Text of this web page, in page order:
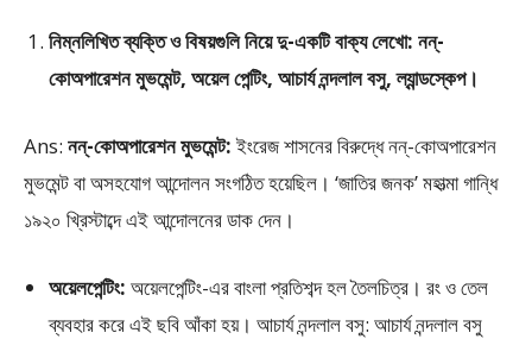
নিম্নলিখিত ব্যক্তি ও বিষয়গুলি নিয়ে দু-একটি বাক্য লেখো: নন্-
কোঅপারেশন মুভমেন্ট, অয়েল পেন্টিং, আচার্য নন্দলাল বসু, ল্যান্ডস্কেপ।
Ans: নন্-কোঅপারেশন মুভমেন্ট:ইংরেজ শাসনের বিরুদ্ধে নন্-কোঅপারেশন
মুভমেন্ট বা অসহযোগ আন্দোলন সংগঠিত হয়েছিল। ‘জাতির জনক’ মহাত্মা গান্ধি
১৯২০ খ্রিস্টাব্দে এই আন্দোলনের ডাক দেন।
অয়েলপেন্টিং: অয়েলপেন্টিং-এর বাংলা প্রতিশব্দ হল তৈলচিত্র। রং ও তেল
ব্যবহার করে এই ছবি আঁকা হয়। আচার্য নন্দলাল বসু: আচার্য নন্দলাল বসু